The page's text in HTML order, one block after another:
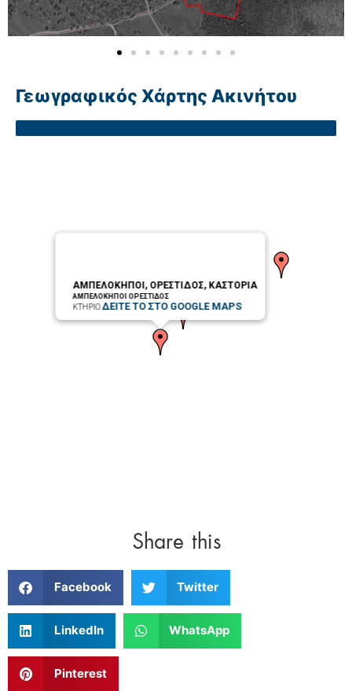
Γεωγραφικός Χάρτης Ακινήτου
ΑΜΠΕΛΟΚΗΠΟΙ, ΟΡΕΣΤΙΔΟΣ, ΚΑΣΤΟΡΙΑ
ΑΜΠΕΛΟΚΗΠΟΙ ΟΡΕΣΤΙΔΟΣ
ΚΤΗΡΙΟΔΕΙΤΕ ΤΟ ΣΤΟ GOOGLE MAPS
Share this
Facebook Twitter
LinkedIn WhatsApp
Pinterest